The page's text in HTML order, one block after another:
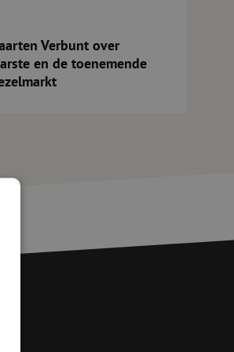
Verbunt over
en de toenemende